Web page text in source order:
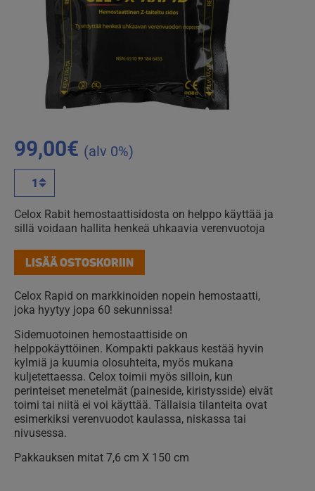
99,00€ (alv 0%)
Rapid
Z-
taiteltu
määrä
Celox Rabit hemostaattisidosta on helppo käyttää ja
sillä voidaan hallita henkeä uhkaavia verenvuotoja
LISÄÄ OSTOSKORIIN
Celox Rapid on markkinoiden nopein hemostaatti,
joka hyytyy jopa 60 sekunnissa!
Sidemuotoinen hemostaattiside on
helppokäyttöinen. Kompakti pakkaus kestää hyvin
kylmiä ja kuumia olosuhteita, myös mukana
kuljetettaessa. Celox toimii myös silloin, kun
perinteiset menetelmät (paineside, kiristysside) eivät
toimi tai niitä ei voi käyttää. Tällaisia tilanteita ovat
esimerkiksi verenvuodot kaulassa, niskassa tai
nivusessa.
Pakkauksen mitat 7,6 cm X 150 cm